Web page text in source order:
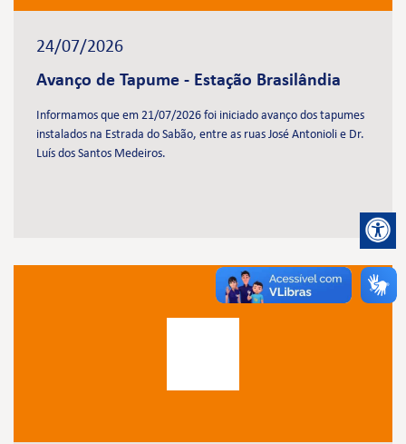
24/07/2026
Avanço de Tapume - Estação Brasilândia
Informamos que em 21/07/2026 foi iniciado avanço dos tapumes
instalados na Estrada do Sabão, entre as ruas José Antonioli e Dr.
Luís dos Santos Medeiros.